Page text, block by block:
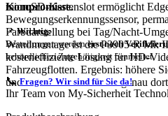
microSD-Kartenslot ermöglicht
Bewegungserkennungssensor,
Farbdarstellung bei Tag/Nacht-
Wandmontage ist die P3905-R Mk
kosteneffiziente Lösung für HD-
Fahrzeugflotten. Ergebnis: höhere
und belastbare Beweise – genau
Kompromisse.
📌Wichtig:
Bestellungen werdenerst nach
behördlichen Zugehörigkeit bearbeitet.
📞Fragen? Wir sind für Sie da!
Ihr Team von My-Sicherheit